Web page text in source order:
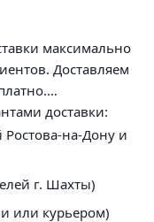
максимально
Доставляем
доставки:
Ростова-на-Дону и
г. Шахты)
или курьером)